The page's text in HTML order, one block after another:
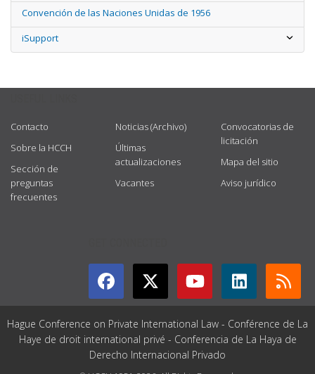
Convención de las Naciones Unidas de 1956
iSupport
Contacto
Sobre la HCCH
Sección de
preguntas
frecuentes
Noticias (Archivo)
Últimas
actualizaciones
Vacantes
Convocatorias de
licitación
Mapa del sitio
Aviso jurídico
Hague Conference on Private International Law - Conférence de La
Haye de droit international privé - Conferencia de La Haya de
Derecho Internacional Privado